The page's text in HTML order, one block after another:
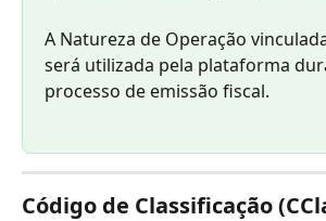
A Natureza de Operação
será utilizada pela plataforma
processo de emissão fiscal.
Código de Classificação